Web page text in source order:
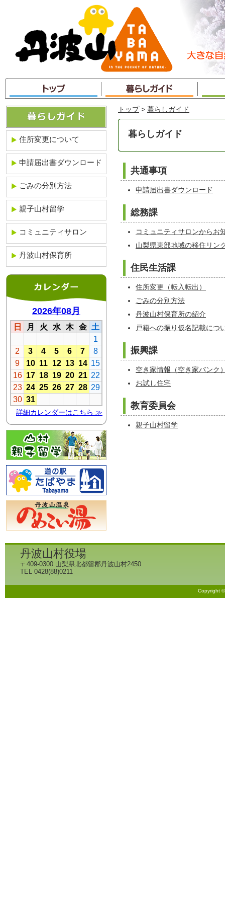
ャ
ン
プ
トップ > 暮らしガイド
暮らしガイド
共通事項
申請届出書ダウンロード
総務課
コミュニティサロンからお
山梨県東部地域の移住リン
住民生活課
住所変更（転入転出）
ごみの分別方法
丹波山村保育所の紹介
戸籍への振り仮名記載につ
振興課
空き家情報（空き家バンク
お試し住宅
教育委員会
親子山村留学
住所変更について
申請届出書ダウンロード
ごみの分別方法
親子山村留学
コミュニティサロン
丹波山村保育所
丹波山村役場
〒409-0300 山梨県北都留郡丹波山村2450
TEL 0428(88)0211
Copyright